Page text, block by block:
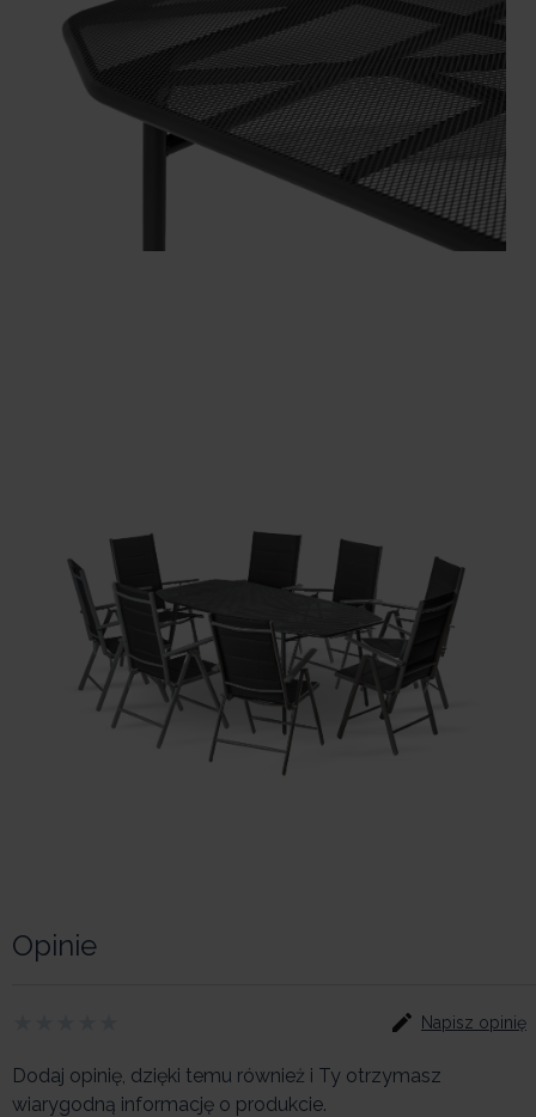
Opinie
Napisz opinię
Dodaj opinię, dzięki temu również i Ty otrzymasz
wiarygodną informację o produkcie.